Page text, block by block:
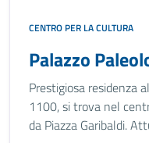
CENTRO PER LA CULTURA
Palazzo
Prestigiosa residenza
1100, si trova nel
da Piazza Garibaldi.